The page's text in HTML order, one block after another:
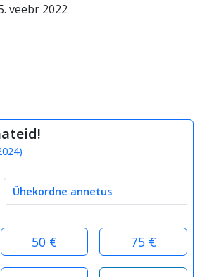
veebr 2022
)
Ühekordne annetus
50 € 75 €